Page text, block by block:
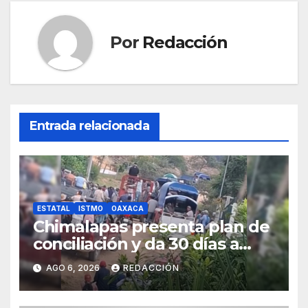
Por Redacción
Entrada relacionada
ESTATAL ISTMO OAXACA
Chimalapas presenta plan de
conciliación y da 30 días a
ejidos chiapanecos para
definir situación territorial
AGO 6, 2026 REDACCIÓN